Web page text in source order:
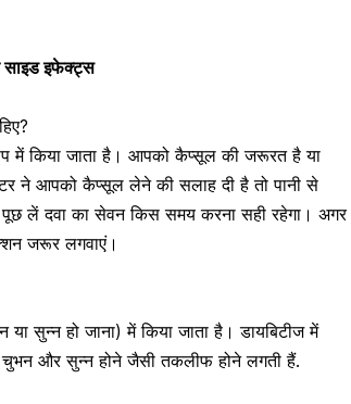
साइड इफेक्ट्स
किया जाता है। आपको कैप्सूल की जरूरत है या
ने आपको कैप्सूल लेने की सलाह दी है तो पानी से
लें दवा का सेवन किस समय करना सही रहेगा। अगर
जरूर लगवाएं।
सुन्न हो जाना) में किया जाता है। डायबिटीज में
और सुन्न होने जैसी तकलीफ होने लगती हैं.